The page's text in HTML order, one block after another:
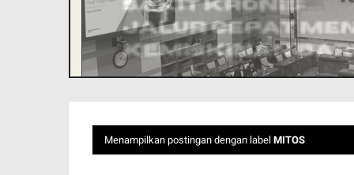
Menampilkan postingan dengan label MITOS